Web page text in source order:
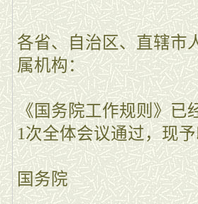
各省、自治区、直辖市
属机构：
《国务院工作规则》已
1次全体会议通过，现
国务院